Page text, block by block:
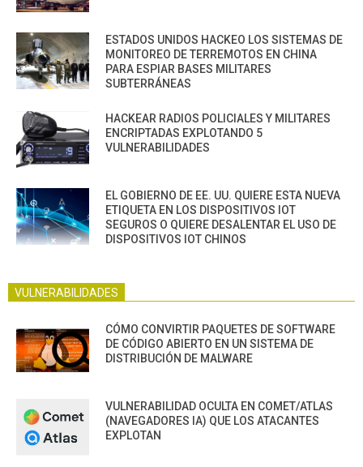
ESTADOS UNIDOS HACKEO LOS SISTEMAS DE
MONITOREO DE TERREMOTOS EN CHINA
PARA ESPIAR BASES MILITARES
SUBTERRÁNEAS
HACKEAR RADIOS POLICIALES Y MILITARES
ENCRIPTADAS EXPLOTANDO 5
VULNERABILIDADES
EL GOBIERNO DE EE. UU. QUIERE ESTA NUEVA
ETIQUETA EN LOS DISPOSITIVOS IOT
SEGUROS O QUIERE DESALENTAR EL USO DE
DISPOSITIVOS IOT CHINOS
VULNERABILIDADES
CÓMO CONVIRTIR PAQUETES DE SOFTWARE
DE CÓDIGO ABIERTO EN UN SISTEMA DE
DISTRIBUCIÓN DE MALWARE
VULNERABILIDAD OCULTA EN COMET/ATLAS
(NAVEGADORES IA) QUE LOS ATACANTES
EXPLOTAN